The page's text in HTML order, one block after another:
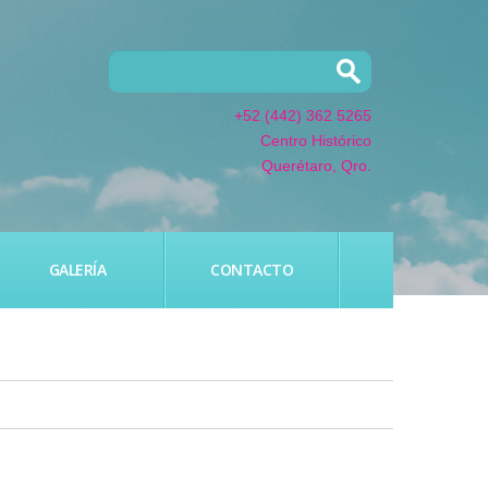
+52 (442) 362 5265
Centro Histórico
Querétaro, Qro.
GALERÍA CONTACTO